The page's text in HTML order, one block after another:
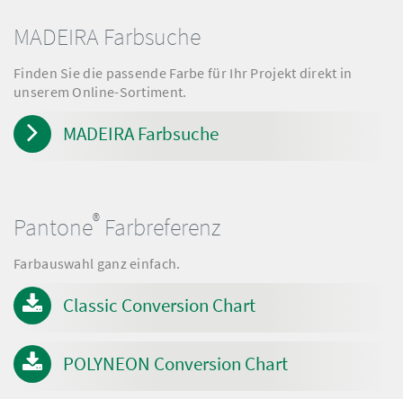
MADEIRA Farbsuche
Finden Sie die passende Farbe für Ihr Projekt direkt in
unserem Online-Sortiment.
MADEIRA Farbsuche
Pantone® Farbreferenz
Farbauswahl ganz einfach.
Classic Conversion Chart
POLYNEON Conversion Chart